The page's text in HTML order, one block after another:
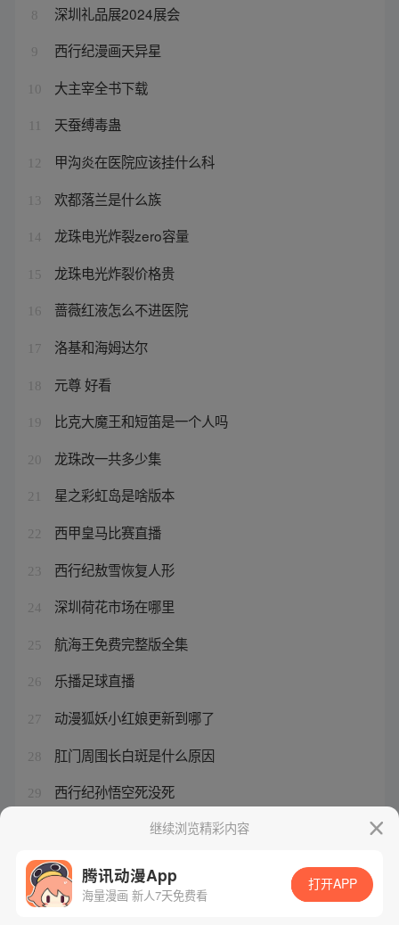
8 深圳礼品展2024展会
9 西行纪漫画天异星
10 大主宰全书下载
天蚕缚毒蛊
12 甲沟炎在医院应该挂什么科
13 欢都落兰是什么族
14 龙珠电光炸裂zero容量
15 龙珠电光炸裂价格贵
16 蔷薇红液怎么不进医院
17 洛基和海姆达尔
18 元尊 好看
19 比克大魔王和短笛是一个人吗
20 龙珠改一共多少集
21 星之彩虹岛是啥版本
22 西甲皇马比赛直播
23 西行纪敖雪恢复人形
24 深圳荷花市场在哪里
25 航海王免费完整版全集
26 乐播足球直播
27 动漫狐妖小红娘更新到哪了
28 肛门周围长白斑是什么原因
29 西行纪孙悟空死没死
狐妖小红娘毒者之盾继续浏览精彩内容
腾讯动漫App
海量漫画 新人7天免费看
打开APP